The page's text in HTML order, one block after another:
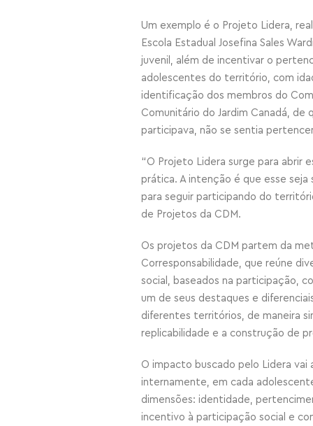
Um exemplo é o Projeto Lidera,
Escola Estadual Josefina Sales
juvenil, além de incentivar o
adolescentes do território, com
identificação dos membros do
Comunitário do Jardim Canadá, de
participava, não se sentia
“O Projeto Lidera surge para abrir
prática. A intenção é que esse
para seguir participando do
de Projetos da CDM.
Os projetos da CDM partem da
Corresponsabilidade, que reúne
social, baseados na participação,
um de seus destaques e
diferentes territórios, de maneira
replicabilidade e a construção de
O impacto buscado pelo Lidera vai
internamente, em cada
dimensões: identidade,
incentivo à participação social e